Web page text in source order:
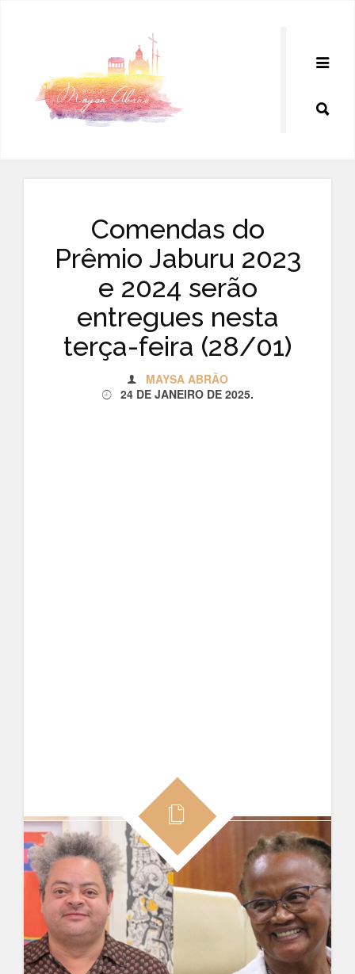
Comendas do
Prêmio Jaburu 2023
e 2024 serão
entregues nesta
terça-feira (28/01)
MAYSA ABRÃO
24 DE JANEIRO DE 2025.